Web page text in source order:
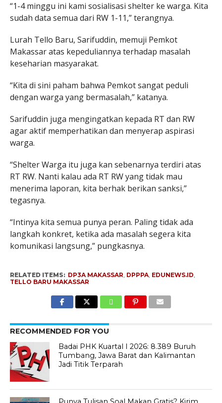
“1-4 minggu ini kami sosialisasi shelter ke warga. Kita
sudah data semua dari RW 1-11,” terangnya.
Lurah Tello Baru, Sarifuddin, memuji Pemkot
Makassar atas kepeduliannya terhadap masalah
keseharian masyarakat.
“Kita di sini paham bahwa Pemkot sangat peduli
dengan warga yang bermasalah,” katanya.
Sarifuddin juga mengingatkan kepada RT dan RW
agar aktif memperhatikan dan menyerap aspirasi
warga.
“Shelter Warga itu juga kan sebenarnya terdiri atas
RT RW. Nanti kalau ada RT RW yang tidak mau
menerima laporan, kita berhak berikan sanksi,”
tegasnya.
“Intinya kita semua punya peran. Paling tidak ada
langkah konkret, ketika ada masalah segera kita
komunikasi langsung,” pungkasnya.
RELATED ITEMS: DP3A MAKASSAR, DPPPA, EDUNEWS.ID,
TELLO BARU MAKASSAR
RECOMMENDED FOR YOU
Badai PHK Kuartal I 2026: 8.389 Buruh
Tumbang, Jawa Barat dan Kalimantan
Jadi Titik Terparah